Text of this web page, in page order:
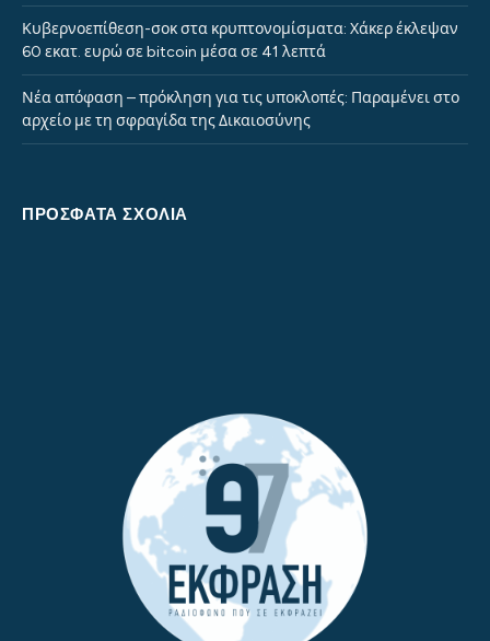
Κυβερνοεπίθεση-σοκ στα κρυπτονομίσματα: Χάκερ έκλεψαν
60 εκατ. ευρώ σε bitcoin μέσα σε 41 λεπτά
Νέα απόφαση – πρόκληση για τις υποκλοπές: Παραμένει στο
αρχείο με τη σφραγίδα της Δικαιοσύνης
ΠΡΌΣΦΑΤΑ ΣΧΌΛΙΑ